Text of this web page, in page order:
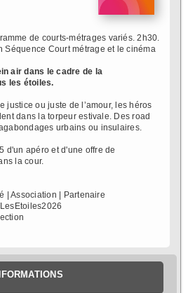
de courts-métrages variés. 2h30.
Séquence Court métrage et le cinéma
air dans le cadre de la
les étoiles.
justice ou juste de l’amour, les héros
dans la torpeur estivale. Des road
urbains ou insulaires.
d'un apéro et d'une offre de
la cour.
| Association | Partenaire